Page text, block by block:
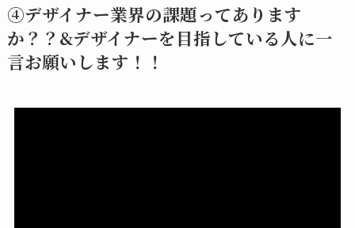
④デザイナー業界の課題ってあります
か？？&デザイナーを目指している人に一
言お願いします！！